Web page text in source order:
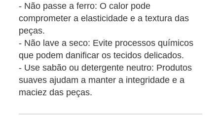
- Não passe a ferro: O calor pode
comprometer a elasticidade e a textura das
peças.
- Não lave a seco: Evite processos químicos
que podem danificar os tecidos delicados.
- Use sabão ou detergente neutro: Produtos
suaves ajudam a manter a integridade e a
maciez das peças.